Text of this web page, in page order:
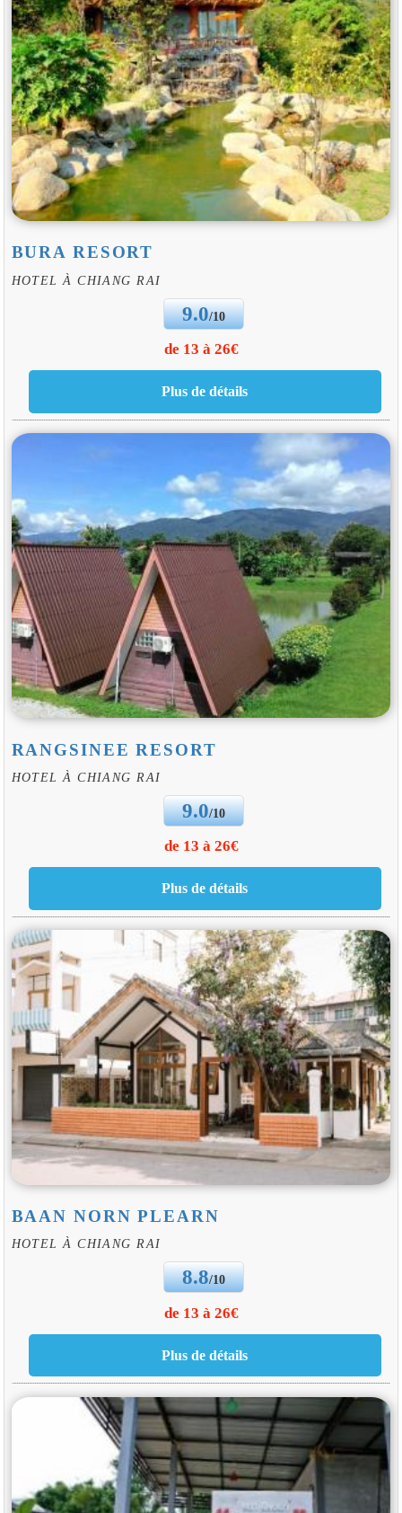
BURA RESORT
HOTEL À CHIANG RAI
9.0/10
de 13 à 26€
RANGSINEE RESORT
HOTEL À CHIANG RAI
9.0/10
de 13 à 26€
BAAN NORN PLEARN
HOTEL À CHIANG RAI
8.8/10
de 13 à 26€